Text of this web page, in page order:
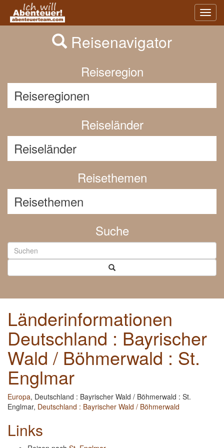
Previous
Reisenavigator
Reiseregion
Reiseländer
Reisethemen
Suche
Länderinformationen
Deutschland : Bayrischer
Wald / Böhmerwald : St.
Englmar
Europa, Deutschland : Bayrischer Wald / Böhmerwald : St.
Englmar, Deutschland : Bayrischer Wald / Böhmerwald
Links